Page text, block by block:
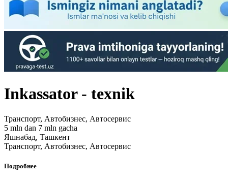
Inkassator - texnik
Транспорт, Автобизнес, Автосервис
5 mln dan 7 mln gacha
Яшнабад, Ташкент
Транспорт, Автобизнес, Автосервис
Подробнее